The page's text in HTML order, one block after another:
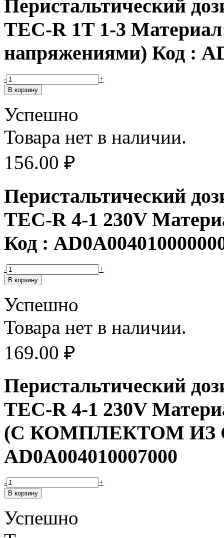
Перистальтический
TEC-R 1T 1-3
напряжениями) Код :
- +
Успешно
Товара нет в наличии.
156.00 ₽
Перистальтический
TEC-R 4-1 230V
Код :
- +
Успешно
Товара нет в наличии.
169.00 ₽
Перистальтический
TEC-R 4-1 230V
(С КОМПЛЕКТОМ ИЗ
AD0A004010007000
- +
Успешно